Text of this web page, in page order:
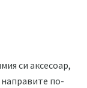
си аксесоар,
по-